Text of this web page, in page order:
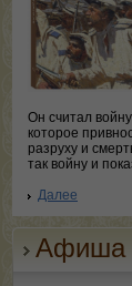
Он считал
которое
разруху и
так войну и
Далее
Афиша